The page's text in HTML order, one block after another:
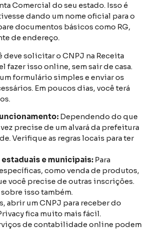
Comercial do seu estado. Isso é
dando um nome oficial para o
documentos básicos como RG,
de endereço.
deve solicitar o CNPJ na Receita
fazer isso online, sem sair de casa.
formulário simples e enviar os
Em poucos dias, você terá
Dependendo do que
precise de um alvará da prefeitura
Verifique as regras locais para ter
e municipais: Para
como venda de produtos,
você precise de outras inscrições.
isso também.
abrir um CNPJ para receber do
fica muito mais fácil.
de contabilidade online podem